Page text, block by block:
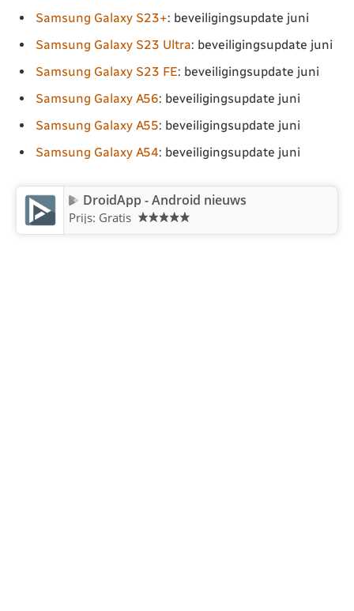
Samsung Galaxy S23+: beveiligingsupdate juni
Samsung Galaxy S23 Ultra: beveiligingsupdate juni
Samsung Galaxy S23 FE: beveiligingsupdate juni
Samsung Galaxy A56: beveiligingsupdate juni
Samsung Galaxy A55: beveiligingsupdate juni
Samsung Galaxy A54: beveiligingsupdate juni
DroidApp - Android nieuws
Prijs: Gratis